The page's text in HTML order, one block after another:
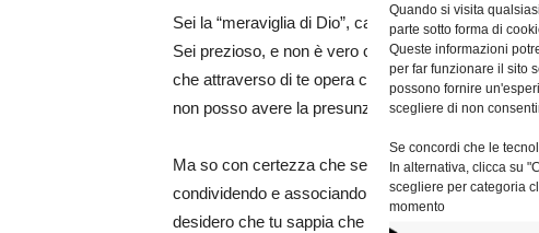
Quando si visita
parte sotto forma di
Queste informazioni
per far funzionare il sito
possono fornire
scegliere di non
Se concordi che le
In alternativa, clicca su
scegliere per categoria
momento
Sei la “meraviglia di Dio”, capace di trasformare il
Sei prezioso, e non è vero che tu “non puoi”… la
che attraverso di te opera cose incredibili. Io non
non posso avere la presunzione di averla.
Ma so con certezza che sei strumento prezioso
condividendo e associando il tuo patire alla Sua
desidero che tu sappia che oltre queste mie povere